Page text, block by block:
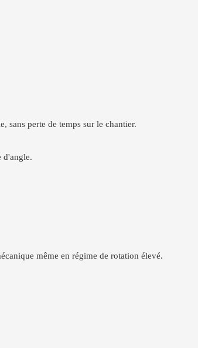
sans perte de temps sur le chantier.
d'angle.
même en régime de rotation élevé.